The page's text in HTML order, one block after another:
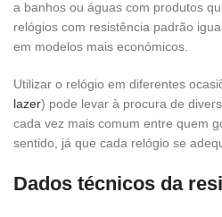
a banhos ou águas com produtos
relógios com resistência padrão
em modelos mais económicos.
Utilizar o relógio em diferentes
lazer) pode levar à procura de
cada vez mais comum entre quem
sentido, já que cada relógio se
Dados técnicos da